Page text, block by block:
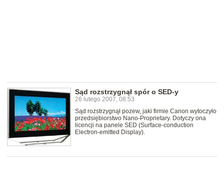
Sąd rozstrzygnął spór o SED-y
26 lutego 2007, 08:53
Sąd rozstrzygnął pozew, jaki firmie Canon wytoczyło
przedsiębiorstwo Nano-Proprietary. Dotyczy ona
licencji na panele SED (Surface-conduction
Electron-emitted Display).